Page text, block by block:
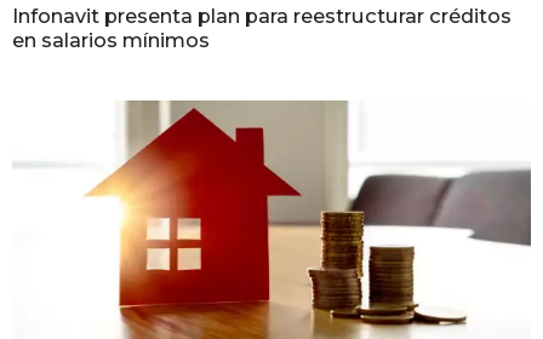
Infonavit presenta plan para reestructurar créditos
en salarios mínimos